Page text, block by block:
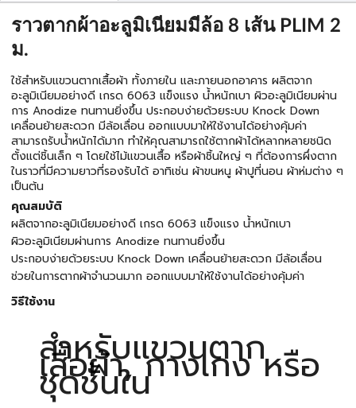
ราวตากผ้าอะลูมิเนียมมีล้อ 8 เส้น PLIM 2
ม.
ใช้สำหรับแขวนตากเสื้อผ้า ทั้งภายใน และภายนอกอาคาร ผลิตจาก
อะลูมิเนียมอย่างดี เกรด 6063 แข็งแรง น้ำหนักเบา ผิวอะลูมิเนียมผ่าน
การ Anodize ทนทานยิ่งขึ้น ประกอบง่ายด้วยระบบ Knock Down
เคลื่อนย้ายสะดวก มีล้อเลื่อน ออกแบบมาให้ใช้งานได้อย่างคุ้มค่า
สามารถรับน้ำหนักได้มาก ทำให้คุณสามารถใช้ตากผ้าได้หลากหลายชนิด
ตั้งแต่ชิ้นเล็ก ๆ โดยใช้ไม้แขวนเสื้อ หรือผ้าชิ้นใหญ่ ๆ ที่ต้องการผึ่งตาก
ในราวที่มีความยาวที่รองรับได้ อาทิเช่น ผ้าขนหนู ผ้าปูที่นอน ผ้าห่มต่าง ๆ
เป็นต้น
คุณสมบัติ
ผลิตจากอะลูมิเนียมอย่างดี เกรด 6063 แข็งแรง น้ำหนักเบา
ผิวอะลูมิเนียมผ่านการ Anodize ทนทานยิ่งขึ้น
ประกอบง่ายด้วยระบบ Knock Down เคลื่อนย้ายสะดวก มีล้อเลื่อน
ช่วยในการตากผ้าจำนวนมาก ออกแบบมาให้ใช้งานได้อย่างคุ้มค่า
วิธีใช้งาน
สำหรับแขวนตาก
เสื้อผ้า, กางเกง หรือ
ชุดชั้นใน